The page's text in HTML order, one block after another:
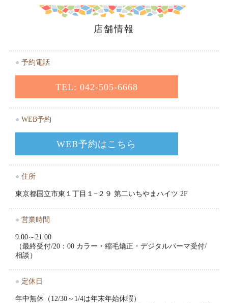
店舗情報
● 予約電話
TEL: 042-505-6668
● WEB予約
WEB予約はこちら
● 住所
東京都国立市東１丁目１−２９ 第二いちやまハイツ 2F
● 営業時間
9:00～21:00
（最終受付/20：00 カラー・縮毛矯正・デジタルパーマ受付/
相談）
● 定休日
年中無休（12/30～1/4は年末年始休暇）